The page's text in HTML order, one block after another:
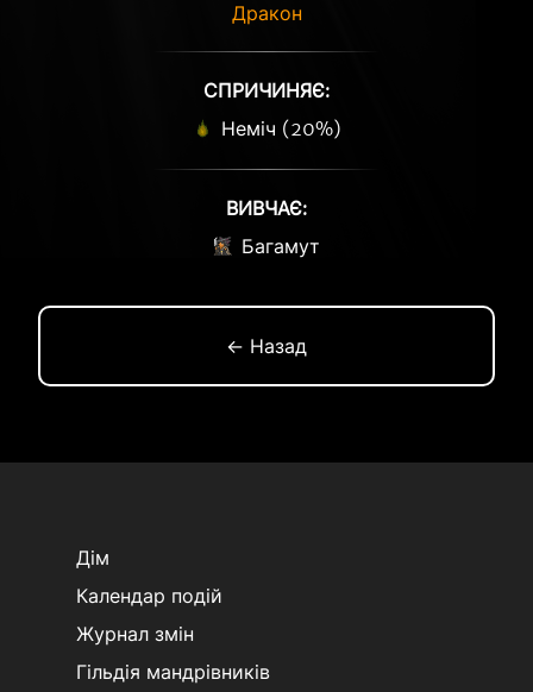
Дракон
СПРИЧИНЯЄ:
Неміч (20%)
ВИВЧАЄ:
Багамут
← Назад
Дім
Календар подій
Журнал змін
Гільдія мандрівників